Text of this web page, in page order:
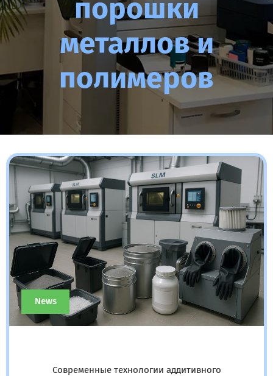
порошки
металлов и
полимеров
News
Современные технологии аддитивного